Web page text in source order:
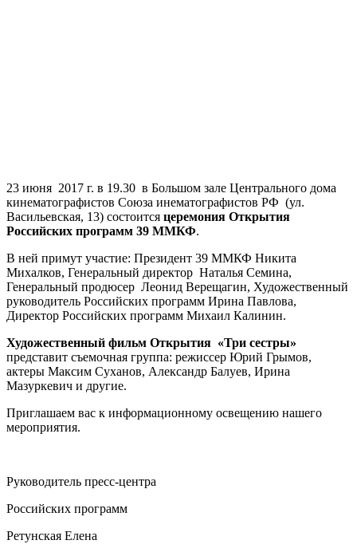
23 июня 2017 г. в 19.30 в Большом зале Центрального дома
кинематографистов Союза инематографистов РФ (ул.
Васильевская, 13) состоится церемония Открытия
Российских программ 39 ММКФ.
В ней примут участие: Президент 39 ММКФ Никита
Михалков, Генеральный директор Наталья Семина,
Генеральный продюсер Леонид Верещагин, Художественный
руководитель Российских программ Ирина Павлова,
Директор Российских программ Михаил Калинин.
Художественный фильм Открытия «Три сестры»
представит съемочная группа: режиссер Юрий Грымов,
актеры Максим Суханов, Александр Балуев, Ирина
Мазуркевич и другие.
Приглашаем вас к информационному освещению нашего
мероприятия.
Руководитель пресс-центра
Российских программ
Ретунская Елена